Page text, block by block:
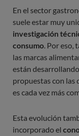
En el sector
suele estar muy
investigación
consumo. Por eso,
las marcas
están
propuestas con las
es cada vez más
Esta evolución
incorporado el